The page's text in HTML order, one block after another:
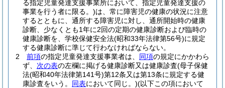
る指定児童発達支援事業所において、指定児童発達支援の
事業を行う者に限る。)は、常に障害児の健康の状況に注意
するとともに、通所する障害児に対し、通所開始時の健康
診断、少なくとも1年に2回の定期の健康診断および臨時の
健康診断を、学校保健安全法(昭和33年法律第56号)に規定
する健康診断に準じて行わなければならない。
2
前項の指定児童発達支援事業者は、 同項の規定にかかわら
ず、 次の表の左欄に掲げる健康診断又は健康診査(母子保健
法(昭和40年法律第141号)第12条又は第13条に規定する健
康診査をいう。 同表において同じ。)(以下この項において